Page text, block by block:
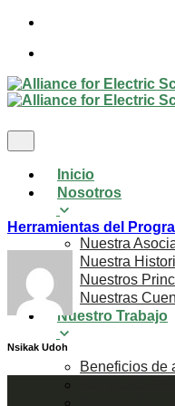
Inicio
Nosotros
Nuestra
Nuestra
Nuestros
Nuestras
Nuestro Trabajo
Beneficios de
Herramientas del
Nsikak Udoh